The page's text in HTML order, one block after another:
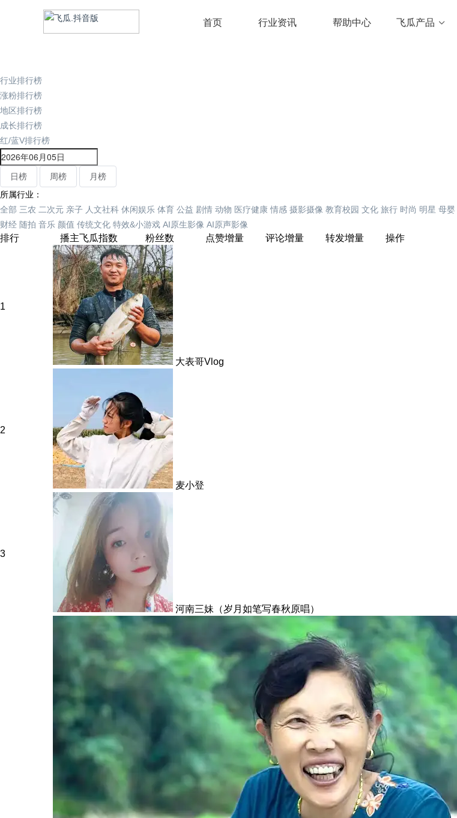
首页 行业资讯 帮助中心 飞瓜产品
行业排行榜
涨粉排行榜
地区排行榜
成长排行榜
红/蓝V排行榜
日榜 周榜
月榜
所属行业：
全部 三农 二次元 亲子 人文社科 休闲娱乐 体育 公益 剧情 动物 医疗健康 情感 摄影摄像 教育校园 文化 旅行 时尚 明星 母婴
财经 随拍 音乐 颜值 传统文化 特效&小游戏 AI原生影像 AI原声影像
排行 播主飞瓜指数 粉丝数 点赞增量 评论增量 转发增量 操作
1
大表哥Vlog
2
麦小登
3
河南三妹（岁月如笔写春秋原唱）